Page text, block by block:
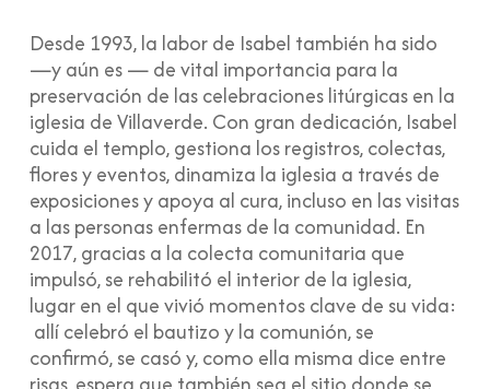
Desde 1993, la labor de Isabel también ha sido
—y aún es — de vital importancia para la
preservación de las celebraciones litúrgicas en la
iglesia de Villaverde. Con gran dedicación, Isabel
cuida el templo, gestiona los registros, colectas,
flores y eventos, dinamiza la iglesia a través de
exposiciones y apoya al cura, incluso en las visitas
a las personas enfermas de la comunidad. En
2017, gracias a la colecta comunitaria que
impulsó, se rehabilitó el interior de la iglesia,
lugar en el que vivió momentos clave de su vida:
allí celebró el bautizo y la comunión, se
confirmó, se casó y, como ella misma dice entre